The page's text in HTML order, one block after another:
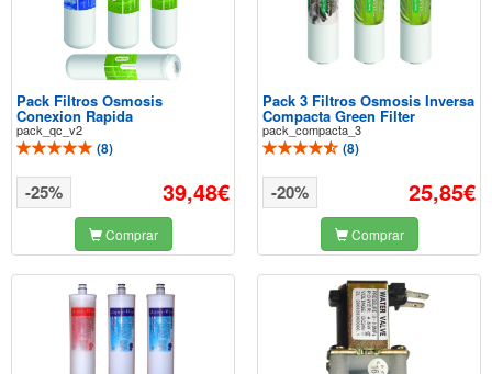
Pack Filtros Osmosis
Conexion Rapida
pack_qc_v2
(8)
39,48€
-25%
Comprar
Pack 3 Filtros Osmosis Inversa
Compacta Green Filter
pack_compacta_3
(8)
25,85€
-20%
Comprar